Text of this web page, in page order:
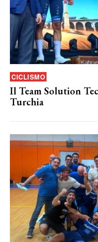
CICLISMO
Il Team Solution
Turchia